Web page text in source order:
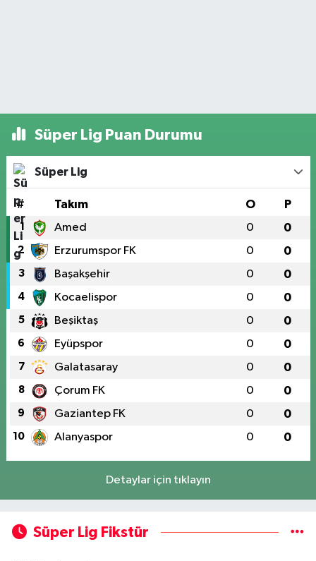
Süper Lig Puan Durumu
Süper Lig
# Takım O P
1 Amed 0 0
2 Erzurumspor FK 0 0
3 Başakşehir 0 0
4 Kocaelispor 0 0
5 Beşiktaş 0 0
6 Eyüpspor 0 0
7 Galatasaray 0 0
8 Çorum FK 0 0
9 Gaziantep FK 0 0
10 Alanyaspor 0 0
Detaylar için tıklayın
Süper Lig Fikstür